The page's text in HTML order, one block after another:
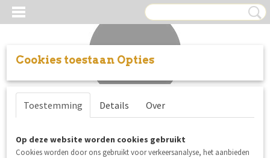
Inloggen Registreren
Cookies toestaan Opties
Toestemming Details Over
Op deze website worden cookies gebruikt
Cookies worden door ons gebruikt voor verkeersanalyse, het aanbieden